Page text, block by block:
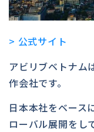
> 公式サイト
アビリブベトナム
作会社です。
日本本社をベース
ローバル展開をし